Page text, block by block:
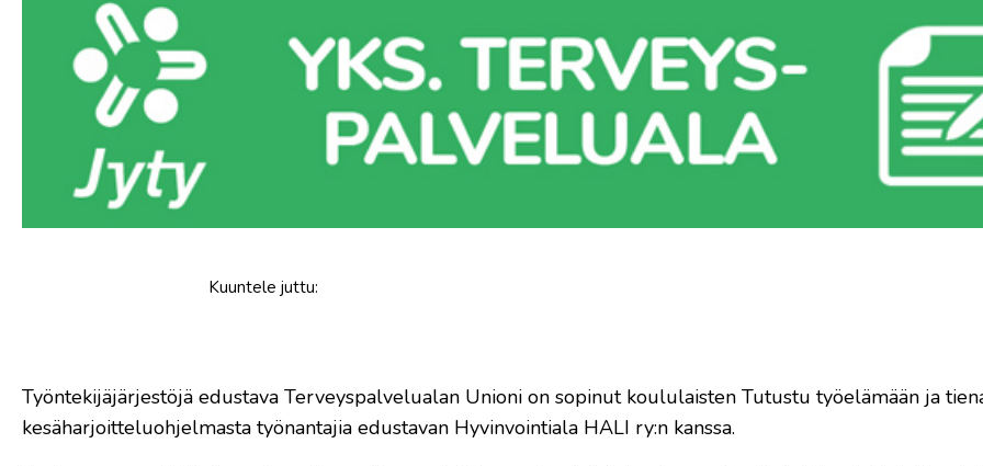
Kuuntele juttu:
Työntekijäjärjestöjä edustava Terveyspalvelualan Unioni on sopinut koululaisten Tutustu työelämään ja
kesäharjoitteluohjelmasta työnantajia edustavan Hyvinvointiala HALI ry:n kanssa.